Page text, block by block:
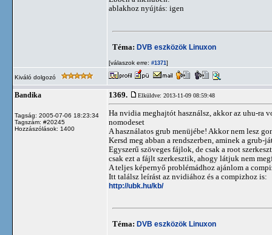
ablakhoz nyújtás: igen
Téma: DVB eszközök Linuxon
[válaszok erre: #1371]
Kiváló dolgozó
Bandika
Tagság: 2005-07-06 18:23:34
Tagszám: #20245
Hozzászólások: 1400
1369. Elküldve: 2013-11-09 08:59:48
Ha nvidia meghajtót használsz, akkor az uhu-ra
nomodeset
A használatos grub menüjébe! Akkor nem lesz
Kersd meg abban a rendszerben, aminek a
Egyszerű szöveges fájlok, de csak a root
csak ezt a fájlt szerkesztik, ahogy látjuk nem
A teljes képernyő problémádhoz ajánlom a
Itt találsz leírást az nvidiához és a compizhoz is:
http://ubk.hu/kb/
Téma: DVB eszközök Linuxon